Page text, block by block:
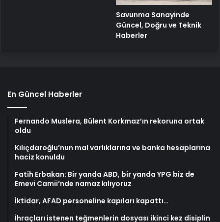
Savunma Sanayinde
Güncel, Doğru ve Teknik
Haberler
En Güncel Haberler
Fernando Muslera, Bülent Korkmaz’ın rekoruna ortak
oldu
Kılıçdaroğlu’nun mal varlıklarına ve banka hesaplarına
haciz konuldu
Fatih Erbakan: Bir yanda ABD, bir yanda YPG biz de
Emevi Camii’nde namaz kılıyoruz
İktidar, AFAD personeline kapıları kapattı…
İhraçları istenen teğmenlerin dosyası ikinci kez disiplin